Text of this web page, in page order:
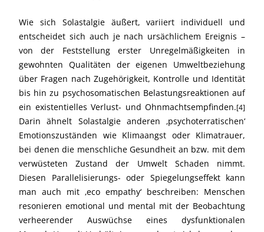
Wie sich Solastalgie äußert, variiert individuell und
entscheidet sich auch je nach ursächlichem Ereignis –
von der Feststellung erster Unregelmäßigkeiten in
gewohnten Qualitäten der eigenen Umweltbeziehung
über Fragen nach Zugehörigkeit, Kontrolle und Identität
bis hin zu psychosomatischen Belastungsreaktionen auf
ein existentielles Verlust- und Ohnmachtsempfinden.[4]
Darin ähnelt Solastalgie anderen ‚psychoterratischen‘
Emotionszuständen wie Klimaangst oder Klimatrauer,
bei denen die menschliche Gesundheit an bzw. mit dem
verwüsteten Zustand der Umwelt Schaden nimmt.
Diesen Parallelisierungs- oder Spiegelungseffekt kann
man auch mit ‚eco empathy‘ beschreiben: Menschen
resonieren emotional und mental mit der Beobachtung
verheerender Auswüchse eines dysfunktionalen